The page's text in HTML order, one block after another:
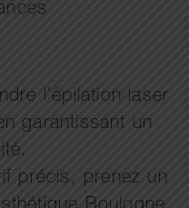
l’épilation laser
garantissant un
précis, prenez un